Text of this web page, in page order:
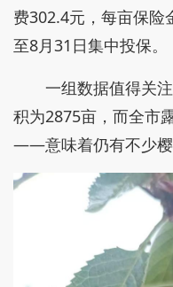
费302.4元，每亩保险
至8月31日集中投保。
一组数据值得关
积为2875亩，而全市
——意味着仍有不少樱